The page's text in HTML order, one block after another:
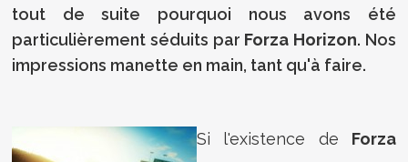
tout de suite pourquoi nous avons été
particulièrement séduits par Forza Horizon. Nos
impressions manette en main, tant qu'à faire.
Si l'existence de Forza